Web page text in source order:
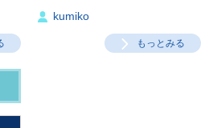
kumiko
もっとみる